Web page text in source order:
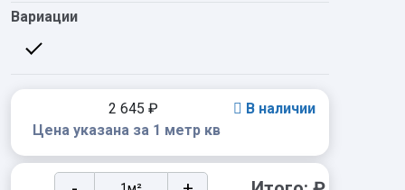
Вариации
2 645 ₽
В наличии
Цена указана за 1 метр кв